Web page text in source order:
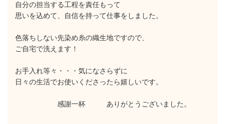
自分の担当する工程を責任もって
思いを込めて、自信を持って仕事をしました。
色落ちしない先染め糸の織生地ですので、
ご自宅で洗えます！
お手入れ等々・・・気になさらずに
日々の生活でお使いくださったら嬉しいです。
感謝一杯 ありがとうございました。